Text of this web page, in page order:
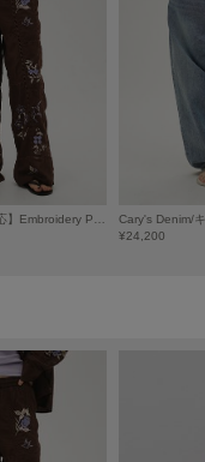
Cary's Denim/
¥24,200